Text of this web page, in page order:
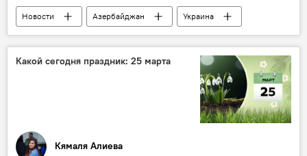
Новости Азербайджан
Украина
ВСУ
Министерство оборонной промышленности Азербайджана
Какой сегодня праздник: 25 марта
Кямаля Алиева